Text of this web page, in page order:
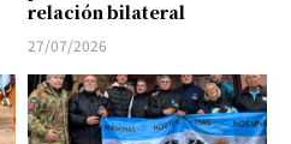
relación bilateral
27/07/2026